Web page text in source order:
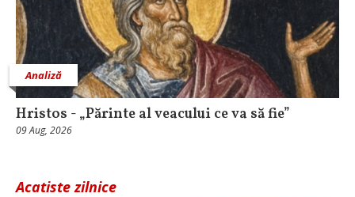
Analiză
Hristos - „Părinte al veacului ce va să fie”
09 Aug, 2026
Acatiste zilnice